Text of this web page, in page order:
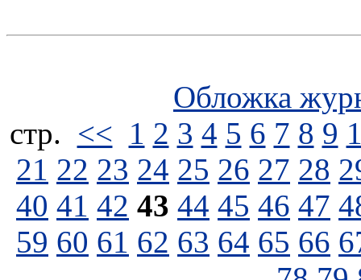
Обложка
стp. << 1 2 3 4 5 6 7 8 9
21 22 23 24 25 26 27 28
40 41 42 43 44 45 46 47
59 60 61 62 63 64 65 66